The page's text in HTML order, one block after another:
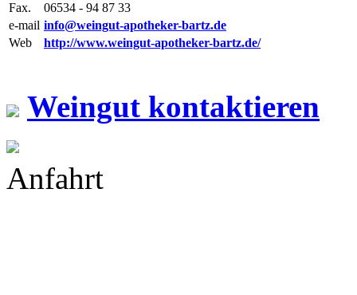
Fax.
06534 - 94 87 33
e-mail info@weingut-apotheker-bartz.de
Web
http://www.weingut-apotheker-bartz.de/
Weingut kontaktieren
Anfahrt